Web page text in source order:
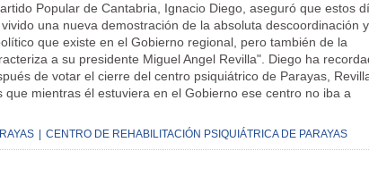
Popular de Cantabria, Ignacio Diego, aseguró que estos
una nueva demostración de la absoluta descoordinación y
que existe en el Gobierno regional, pero también de la
a su presidente Miguel Angel Revilla". Diego ha
de votar el cierre del centro psiquiátrico de Parayas,
que mientras él estuviera en el Gobierno ese centro no iba a
CENTRO DE REHABILITACIÓN PSIQUIÁTRICA DE PARAYAS